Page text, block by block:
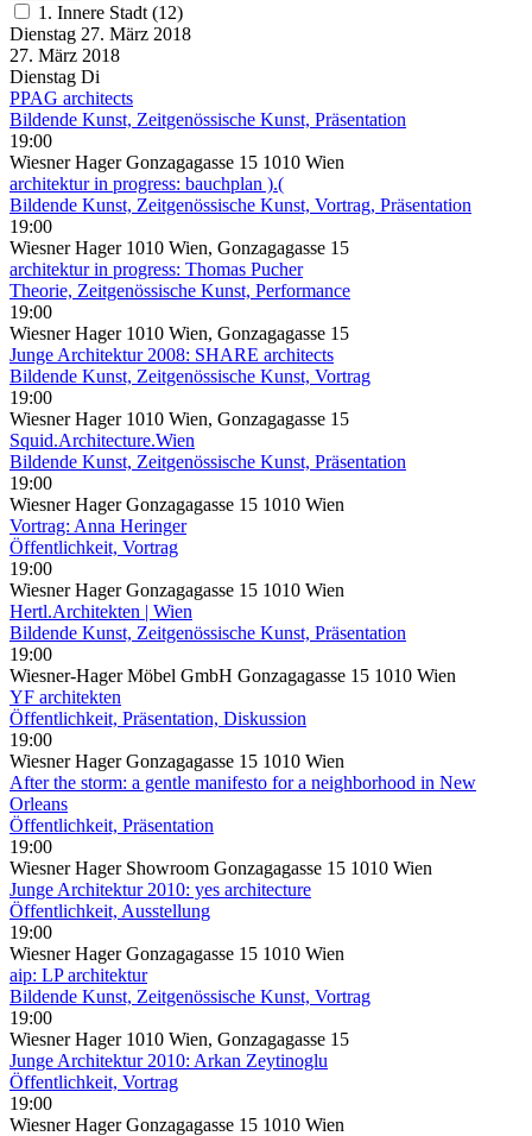
1. Innere Stadt (12)
Dienstag 27. März 2018
27. März 2018
Dienstag Di
PPAG architects
Bildende Kunst, Zeitgenössische Kunst, Präsentation
19:00
Wiesner Hager Gonzagagasse 15 1010 Wien
architektur in progress: bauchplan ).(
Bildende Kunst, Zeitgenössische Kunst, Vortrag, Präsentation
19:00
Wiesner Hager 1010 Wien, Gonzagagasse 15
architektur in progress: Thomas Pucher
Theorie, Zeitgenössische Kunst, Performance
19:00
Wiesner Hager 1010 Wien, Gonzagagasse 15
Junge Architektur 2008: SHARE architects
Bildende Kunst, Zeitgenössische Kunst, Vortrag
19:00
Wiesner Hager 1010 Wien, Gonzagagasse 15
Squid.Architecture.Wien
Bildende Kunst, Zeitgenössische Kunst, Präsentation
19:00
Wiesner Hager Gonzagagasse 15 1010 Wien
Vortrag: Anna Heringer
Öffentlichkeit, Vortrag
19:00
Wiesner Hager Gonzagagasse 15 1010 Wien
Hertl.Architekten | Wien
Bildende Kunst, Zeitgenössische Kunst, Präsentation
19:00
Wiesner-Hager Möbel GmbH Gonzagagasse 15 1010 Wien
YF architekten
Öffentlichkeit, Präsentation, Diskussion
19:00
Wiesner Hager Gonzagagasse 15 1010 Wien
After the storm: a gentle manifesto for a neighborhood in New
Orleans
Öffentlichkeit, Präsentation
19:00
Wiesner Hager Showroom Gonzagagasse 15 1010 Wien
Junge Architektur 2010: yes architecture
Öffentlichkeit, Ausstellung
19:00
Wiesner Hager Gonzagagasse 15 1010 Wien
aip: LP architektur
Bildende Kunst, Zeitgenössische Kunst, Vortrag
19:00
Wiesner Hager 1010 Wien, Gonzagagasse 15
Junge Architektur 2010: Arkan Zeytinoglu
Öffentlichkeit, Vortrag
19:00
Wiesner Hager Gonzagagasse 15 1010 Wien